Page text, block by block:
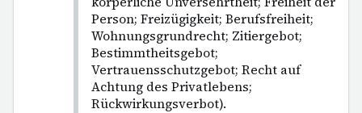
Person; Freizügigkeit; Berufsfreiheit;
Wohnungsgrundrecht; Zitiergebot;
Bestimmtheitsgebot;
Vertrauensschutzgebot; Recht auf
Achtung des Privatlebens;
Rückwirkungsverbot).